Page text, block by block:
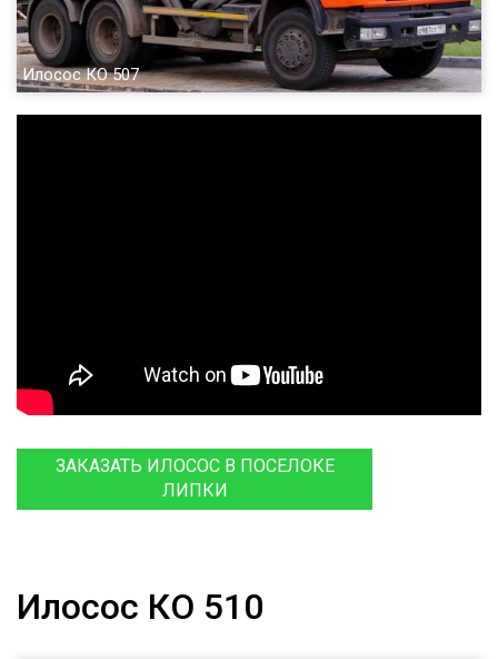
Илосос КО 507
ЗАКАЗАТЬ ИЛОСОС В ПОСЕЛОКЕ
ЛИПКИ
Илосос КО 510